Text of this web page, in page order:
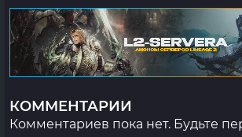
КОММЕНТАРИИ
Комментариев пока нет. Будьте